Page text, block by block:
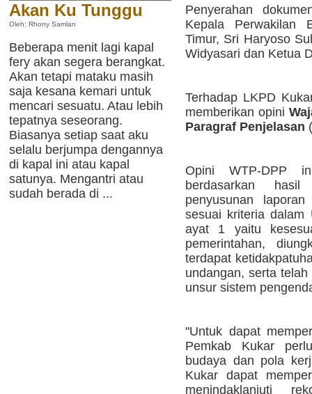
Akan Ku Tunggu
Oleh: Rhony Samlan
Beberapa menit lagi kapal
fery akan segera berangkat.
Akan tetapi mataku masih
saja kesana kemari untuk
mencari sesuatu. Atau lebih
tepatnya seseorang.
Biasanya setiap saat aku
selalu berjumpa dengannya
di kapal ini atau kapal
satunya. Mengantri atau
sudah berada di ...
Penyerahan
Kepala Perwakilan
Timur, Sri Haryoso
Widyasari dan Ketua
Terhadap LKPD
memberikan opini
Paragraf Penjelasan
Opini WTP-DPP
berdasarkan
penyusunan
sesuai kriteria
ayat 1 yaitu
pemerintahan,
terdapat
undangan, serta
unsur sistem
"Untuk dapat
Pemkab Kukar
budaya dan pola
Kukar dapat
menindaklanjuti